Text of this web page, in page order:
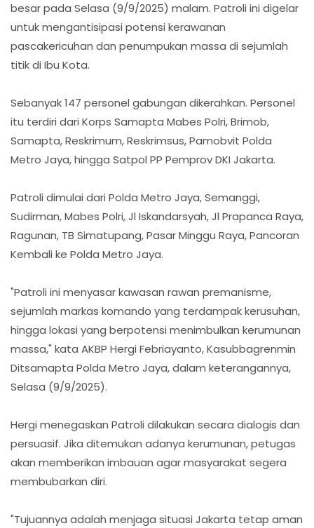
besar pada Selasa (9/9/2025) malam. Patroli ini digelar
untuk mengantisipasi potensi kerawanan
pascakericuhan dan penumpukan massa di sejumlah
titik di Ibu Kota.
Sebanyak 147 personel gabungan dikerahkan. Personel
itu terdiri dari Korps Samapta Mabes Polri, Brimob,
Samapta, Reskrimum, Reskrimsus, Pamobvit Polda
Metro Jaya, hingga Satpol PP Pemprov DKI Jakarta.
Patroli dimulai dari Polda Metro Jaya, Semanggi,
Sudirman, Mabes Polri, Jl Iskandarsyah, Jl Prapanca Raya,
Ragunan, TB Simatupang, Pasar Minggu Raya, Pancoran
Kembali ke Polda Metro Jaya.
"Patroli ini menyasar kawasan rawan premanisme,
sejumlah markas komando yang terdampak kerusuhan,
hingga lokasi yang berpotensi menimbulkan kerumunan
massa," kata AKBP Hergi Febriayanto, Kasubbagrenmin
Ditsamapta Polda Metro Jaya, dalam keterangannya,
Selasa (9/9/2025).
Hergi menegaskan Patroli dilakukan secara dialogis dan
persuasif. Jika ditemukan adanya kerumunan, petugas
akan memberikan imbauan agar masyarakat segera
membubarkan diri.
"Tujuannya adalah menjaga situasi Jakarta tetap aman